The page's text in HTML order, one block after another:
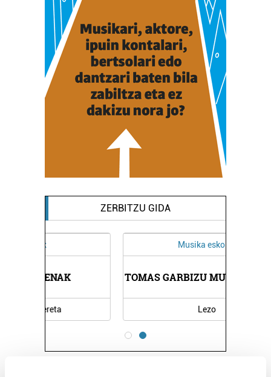
ZERBITZU GIDA
TOMAS GARBIZU MUSIKA ESKOLA